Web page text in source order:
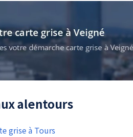
alentours
grise à Tours